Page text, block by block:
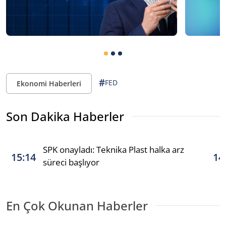
Ekonomi Haberleri #FED
Son Dakika Haberler
15:14
SPK onayladı: Teknika Plast halka arz
süreci başlıyor
En Çok Okunan Haberler